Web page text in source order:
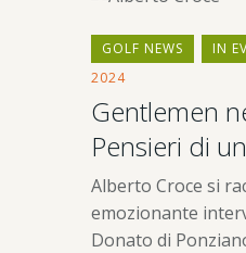
GOLF NEWS IN
2024
Gentlemen
Pensieri di
Alberto Croce si
emozionante
Donato di